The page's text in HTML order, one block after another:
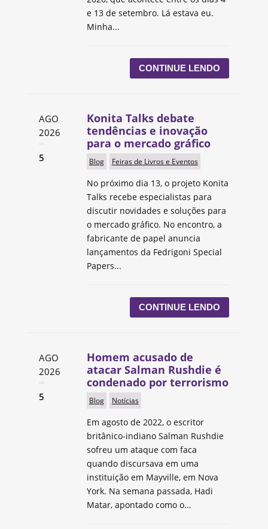
e 13 de setembro. Lá estava eu.
Minha...
CONTINUE LENDO
AGO
2026
5
Konita Talks debate
tendências e inovação
para o mercado gráfico
Blog Feiras de Livros e Eventos
No próximo dia 13, o projeto Konita
Talks recebe especialistas para
discutir novidades e soluções para
o mercado gráfico. No encontro, a
fabricante de papel anuncia
lançamentos da Fedrigoni Special
Papers...
CONTINUE LENDO
AGO
2026
5
Homem acusado de
atacar Salman Rushdie é
condenado por terrorismo
Blog Notícias
Em agosto de 2022, o escritor
britânico-indiano Salman Rushdie
sofreu um ataque com faca
quando discursava em uma
instituição em Mayville, em Nova
York. Na semana passada, Hadi
Matar, apontado como o...